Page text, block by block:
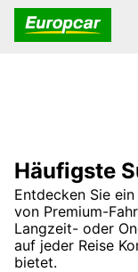
Häufigste
Entdecken Sie
von Premium-
Langzeit- oder
auf jeder Reise
bietet.